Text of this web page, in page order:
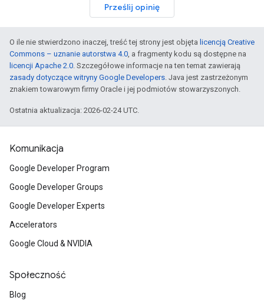
Prześlij opinię
O ile nie stwierdzono inaczej, treść tej strony jest objęta licencją Creative
Commons – uznanie autorstwa 4.0, a fragmenty kodu są dostępne na
licencji Apache 2.0. Szczegółowe informacje na ten temat zawierają
zasady dotyczące witryny Google Developers. Java jest zastrzeżonym
znakiem towarowym firmy Oracle i jej podmiotów stowarzyszonych.
Ostatnia aktualizacja: 2026-02-24 UTC.
Komunikacja
Google Developer Program
Google Developer Groups
Google Developer Experts
Accelerators
Google Cloud & NVIDIA
Społeczność
Blog